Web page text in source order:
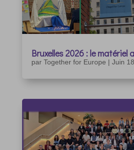
Bruxelles 2026 : le matériel
par Together for Europe | Juin